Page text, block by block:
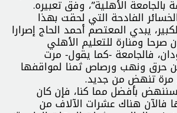
بالجامعة الأهلية”، وفق تعبيره.
الفادحة التي لحقت بهذا
يبدي المعتصم أحمد الحاج إصرارا
صرحا ومنارة للتعليم الأهلي
فالجامعة -كما يقول- مرت
حرق ونهب ورصاص ثمنا لمواقفها
مرة تنهض من جديد.
بأفضل مما كنا، فإن كان
فالآن هناك عشرات الآلاف من